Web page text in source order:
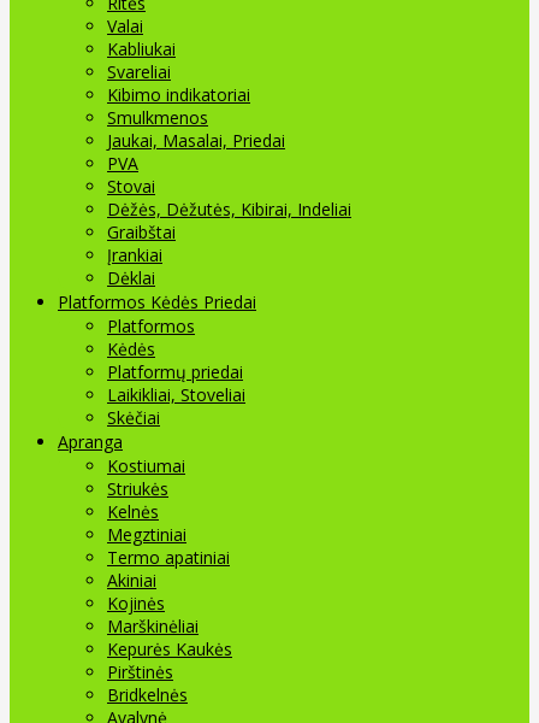
Valai
Kabliukai
Svareliai
Kibimo indikatoriai
Smulkmenos
Jaukai, Masalai, Priedai
PVA
Stovai
Dėžės, Dėžutės, Kibirai, Indeliai
Graibštai
Įrankiai
Dėklai
Platformos Kėdės Priedai
Platformos
Kėdės
Platformų priedai
Laikikliai, Stoveliai
Skėčiai
Apranga
Kostiumai
Striukės
Kelnės
Megztiniai
Termo apatiniai
Akiniai
Kojinės
Marškinėliai
Kepurės Kaukės
Pirštinės
Bridkelnės
Avalynė